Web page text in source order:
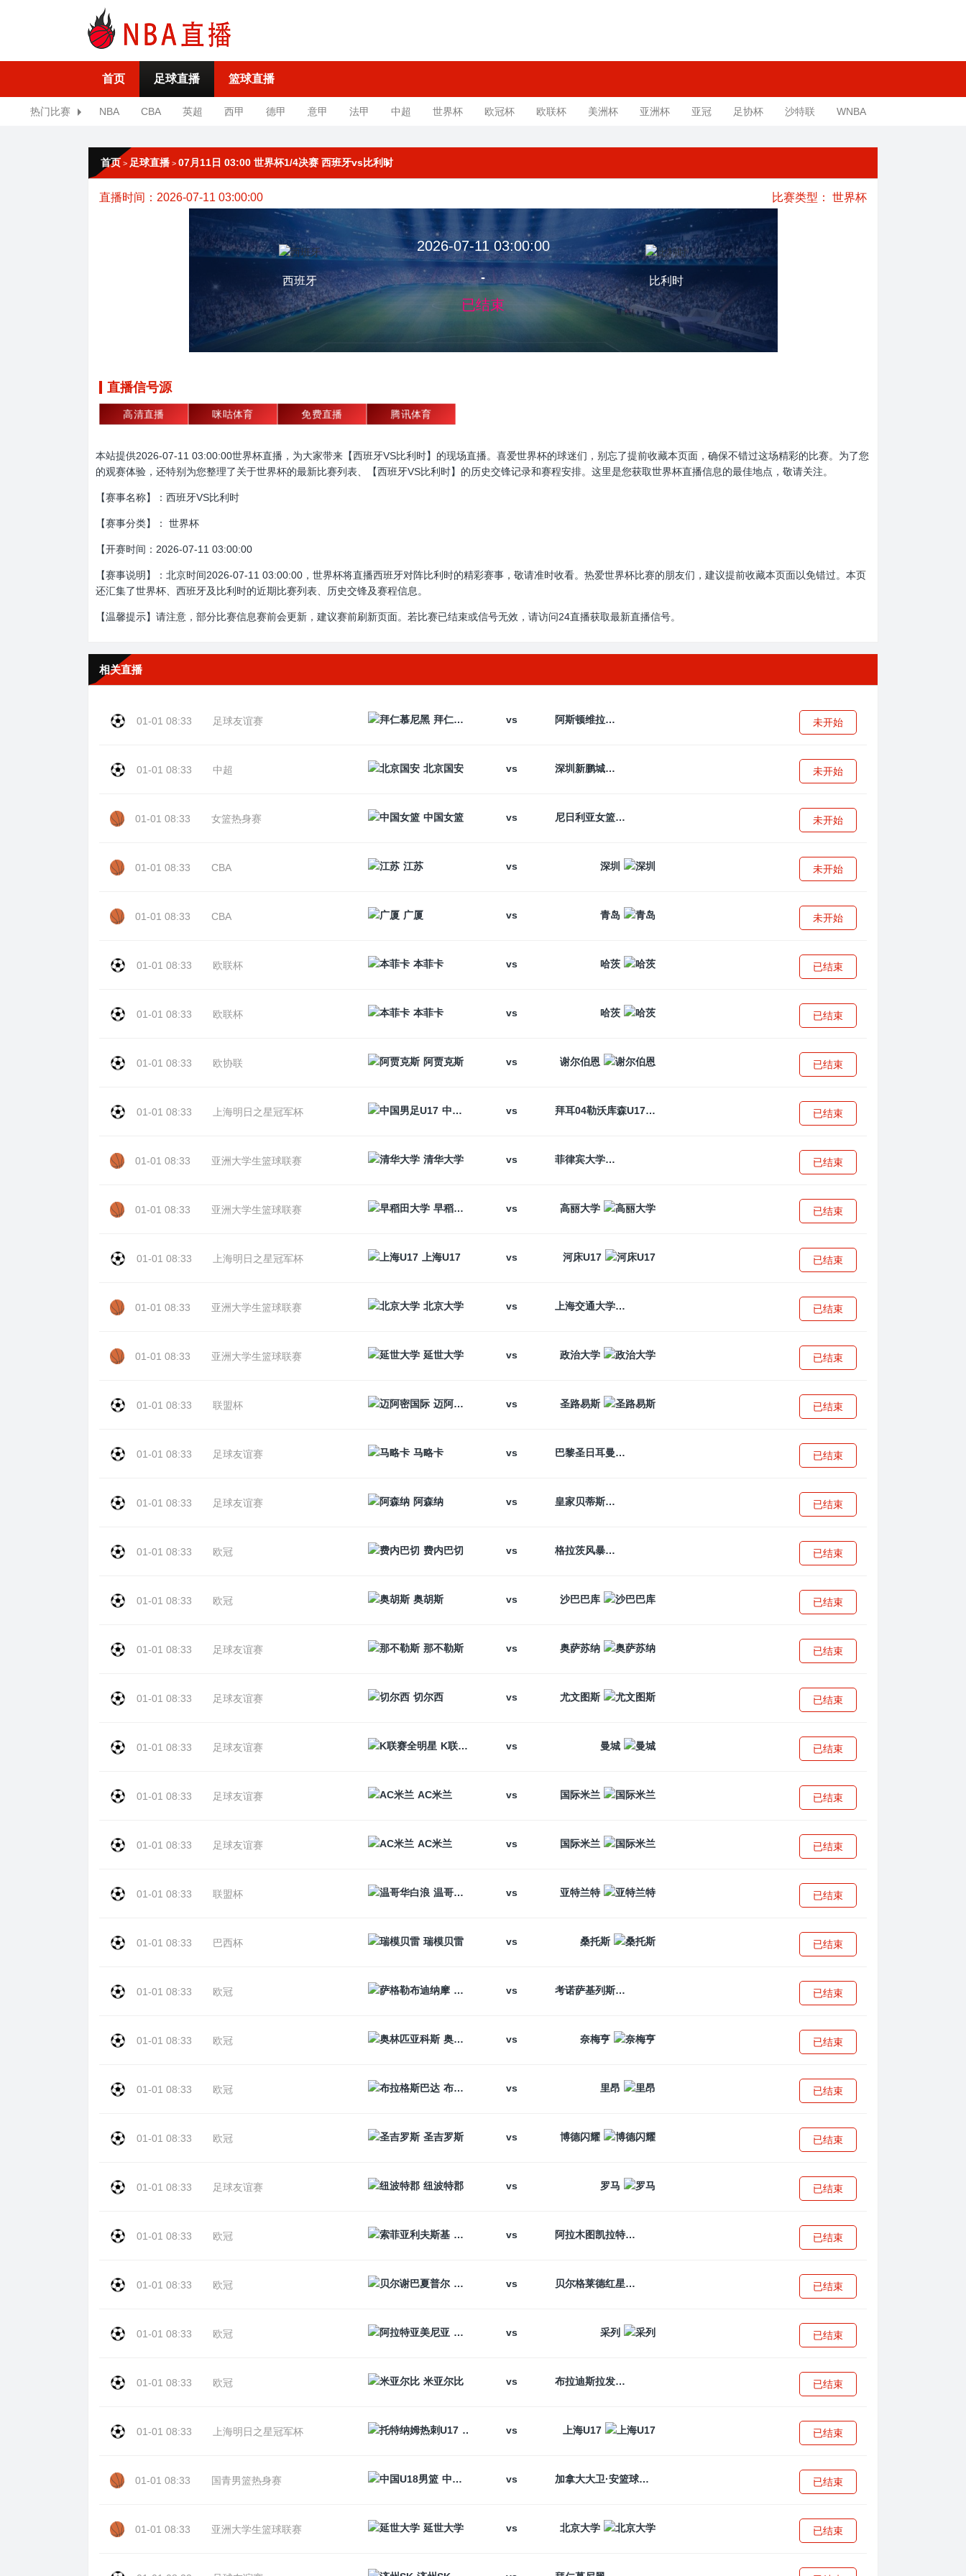
首页 足球直播 篮球直播
热门比赛 NBA CBA 英超 西甲 德甲 意甲 法甲 中超 世界杯 欧冠杯 欧联杯 美洲杯 亚洲杯 亚冠 足协杯 沙特联 WNBA
首页 > 足球直播 > 07月11日 03:00 世界杯1/4决赛 西班牙vs比利时
直播时间：2026-07-11 03:00:00 比赛类型： 世界杯
西班牙
2026-07-11 03:00:00
-
已结束
比利时
直播信号源
高清直播 咪咕体育 免费直播 腾讯体育
本站提供2026-07-11 03:00:00世界杯直播，为大家带来【西班牙VS比利时】的现场直播。喜爱世界杯的球迷们，别忘了提前收藏本页面，确保不错过这场精彩的比赛。为了您
的观赛体验，还特别为您整理了关于世界杯的最新比赛列表、【西班牙VS比利时】的历史交锋记录和赛程安排。这里是您获取世界杯直播信息的最佳地点，敬请关注。
【赛事名称】：西班牙VS比利时
【赛事分类】： 世界杯
【开赛时间：2026-07-11 03:00:00
【赛事说明】：北京时间2026-07-11 03:00:00，世界杯将直播西班牙对阵比利时的精彩赛事，敬请准时收看。热爱世界杯比赛的朋友们，建议提前收藏本页面以免错过。本页
还汇集了世界杯、西班牙及比利时的近期比赛列表、历史交锋及赛程信息。
【温馨提示】请注意，部分比赛信息赛前会更新，建议赛前刷新页面。若比赛已结束或信号无效，请访问24直播获取最新直播信号。
相关直播
01-01 08:33 足球友谊赛 拜仁慕尼黑 vs 阿斯顿维拉 未开始
01-01 08:33 中超 北京国安 vs 深圳新鹏城 未开始
01-01 08:33 女篮热身赛 中国女篮 vs 尼日利亚女篮 未开始
01-01 08:33 CBA 江苏 vs 深圳 未开始
01-01 08:33 CBA 广厦 vs 青岛 未开始
01-01 08:33 欧联杯 本菲卡 vs 哈茨 已结束
01-01 08:33 欧联杯 本菲卡 vs 哈茨 已结束
01-01 08:33 欧协联 阿贾克斯 vs 谢尔伯恩 已结束
01-01 08:33 上海明日之星冠军杯 中国男足U17 vs 拜耳04勒沃库森U17 已结束
01-01 08:33 亚洲大学生篮球联赛 清华大学 vs 菲律宾大学 已结束
01-01 08:33 亚洲大学生篮球联赛 早稻田大学 vs 高丽大学 已结束
01-01 08:33 上海明日之星冠军杯 上海U17 vs 河床U17 已结束
01-01 08:33 亚洲大学生篮球联赛 北京大学 vs 上海交通大学 已结束
01-01 08:33 亚洲大学生篮球联赛 延世大学 vs 政治大学 已结束
01-01 08:33 联盟杯 迈阿密国际 vs 圣路易斯 已结束
01-01 08:33 足球友谊赛 马略卡 vs 巴黎圣日耳曼 已结束
01-01 08:33 足球友谊赛 阿森纳 vs 皇家贝蒂斯 已结束
01-01 08:33 欧冠 费内巴切 vs 格拉茨风暴 已结束
01-01 08:33 欧冠 奥胡斯 vs 沙巴巴库 已结束
01-01 08:33 足球友谊赛 那不勒斯 vs 奥萨苏纳 已结束
01-01 08:33 足球友谊赛 切尔西 vs 尤文图斯 已结束
01-01 08:33 足球友谊赛 K联赛全明星 vs 曼城 已结束
01-01 08:33 足球友谊赛 AC米兰 vs 国际米兰 已结束
01-01 08:33 足球友谊赛 AC米兰 vs 国际米兰 已结束
01-01 08:33 联盟杯 温哥华白浪 vs 亚特兰特 已结束
01-01 08:33 巴西杯 瑞模贝雷 vs 桑托斯 已结束
01-01 08:33 欧冠 萨格勒布迪纳摩
vs 考诺萨基列斯 已结束
01-01 08:33 欧冠 奥林匹亚科斯 vs 奈梅亨 已结束
01-01 08:33 欧冠 布拉格斯巴达 vs 里昂 已结束
01-01 08:33 欧冠 圣吉罗斯 vs 博德闪耀 已结束
01-01 08:33 足球友谊赛 纽波特郡 vs 罗马 已结束
01-01 08:33 欧冠 索菲亚利夫斯基
vs 阿拉木图凯拉特 已结束
01-01 08:33 欧冠 贝尔谢巴夏普尔
vs 贝尔格莱德红星 已结束
01-01 08:33 欧冠 阿拉特亚美尼亚
vs 采列 已结束
01-01 08:33 欧冠 米亚尔比 vs 布拉迪斯拉发 已结束
01-01 08:33 上海明日之星冠军杯 托特纳姆热刺U17
vs 上海U17 已结束
01-01 08:33 国青男篮热身赛 中国U18男篮 vs 加拿大大卫·安篮球学院 已结束
01-01 08:33 亚洲大学生篮球联赛 延世大学 vs 北京大学 已结束